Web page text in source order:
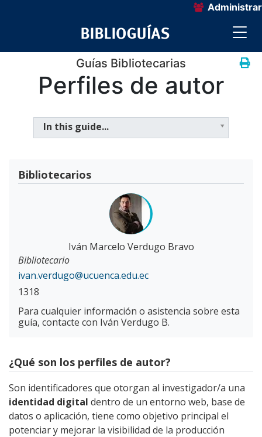
Administrar
Guías Bibliotecarias
Perfiles de autor
In this guide...
Bibliotecarios
Iván Marcelo Verdugo Bravo
Bibliotecario
ivan.verdugo@ucuenca.edu.ec
1318
Para cualquier información o asistencia sobre esta
guía, contacte con Iván Verdugo B.
¿Qué son los perfiles de autor?
Son identificadores que otorgan al investigador/a una
identidad digital dentro de un entorno web, base de
datos o aplicación, tiene como objetivo principal el
potenciar y mejorar la visibilidad de la producción